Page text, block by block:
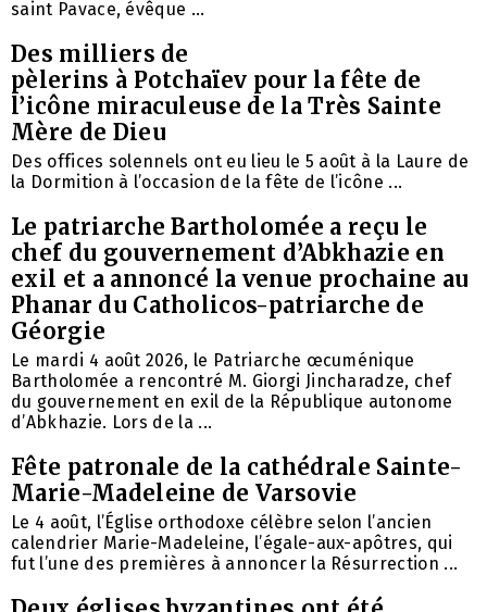
saint Pavace, évêque ...
Des milliers de
pèlerins à Potchaïev pour la fête de
l’icône miraculeuse de la Très Sainte
Mère de Dieu
Des offices solennels ont eu lieu le 5 août à la Laure de
la Dormition à l’occasion de la fête de l’icône ...
Le patriarche Bartholomée a reçu le
chef du gouvernement d’Abkhazie en
exil et a annoncé la venue prochaine au
Phanar du Catholicos-patriarche de
Géorgie
Le mardi 4 août 2026, le Patriarche œcuménique
Bartholomée a rencontré M. Giorgi Jincharadze, chef
du gouvernement en exil de la République autonome
d’Abkhazie. Lors de la ...
Fête patronale de la cathédrale Sainte-
Marie-Madeleine de Varsovie
Le 4 août, l’Église orthodoxe célèbre selon l’ancien
calendrier Marie-Madeleine, l’égale-aux-apôtres, qui
fut l’une des premières à annoncer la Résurrection ...